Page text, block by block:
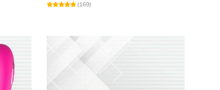
lý lây nhiễm qua đường tình dục
(169)